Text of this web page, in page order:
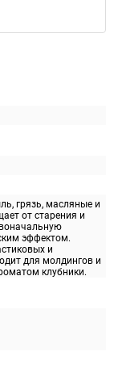
грязь, масляные и
от старения и
эффектом.
и
для молдингов и
клубники.